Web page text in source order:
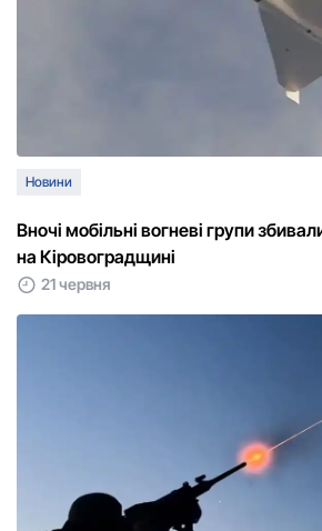
Новини
Вночі мобільні вогневі групи
на Кіровоградщині
21 червня